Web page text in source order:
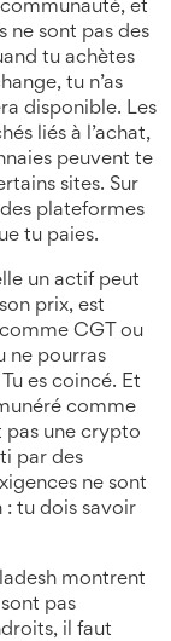
et
ne sont pas des
tu achètes
tu n’as
disponible. Les
liés à l’achat,
peuvent te
sites. Sur
des plateformes
tu paies.
un actif peut
prix, est
CGT ou
ne pourras
es coincé. Et
comme
pas une crypto
par des
ne sont
: tu dois savoir
montrent
pas
il faut